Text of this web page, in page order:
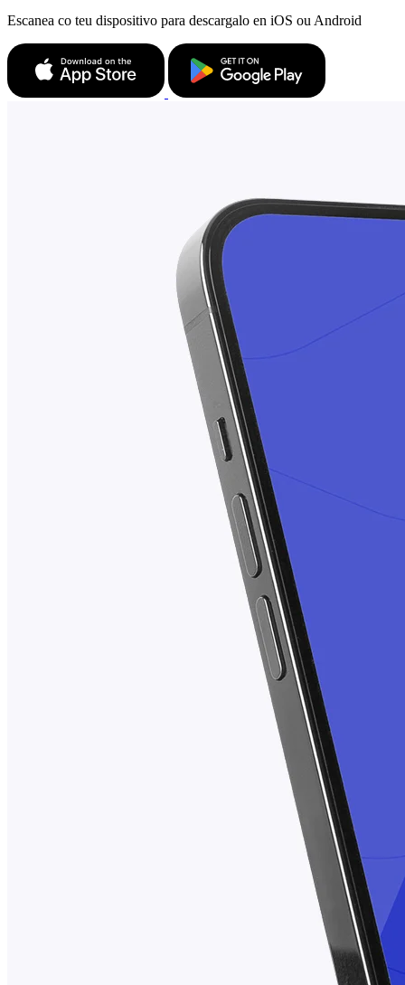
Escanea co teu dispositivo para descargalo en iOS ou Android